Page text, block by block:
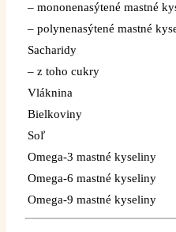
– mononenasýtené mastné
– polynenasýtené mastné
Sacharidy
– z toho cukry
Vláknina
Bielkoviny
Soľ
Omega-3 mastné kyseliny
Omega-6 mastné kyseliny
Omega-9 mastné kyseliny